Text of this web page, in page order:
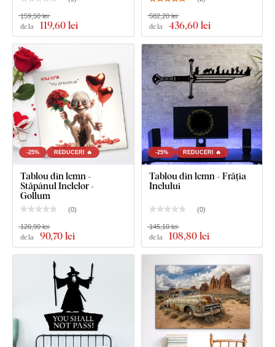
Instrucțiuni clare pentru montaj
de la 119,60 lei
159,50 lei
de la 436,60 lei
582,20 lei
-25% REDUCERI 🔥
Tablou din lemn -
Stăpânul Inelelor -
Gollum
(0)
de la 90,70 lei
120,90 lei
-25% REDUCERI 🔥
Tablou din lemn - Frăția
Inelului
(0)
de la 108,80 lei
145,10 lei